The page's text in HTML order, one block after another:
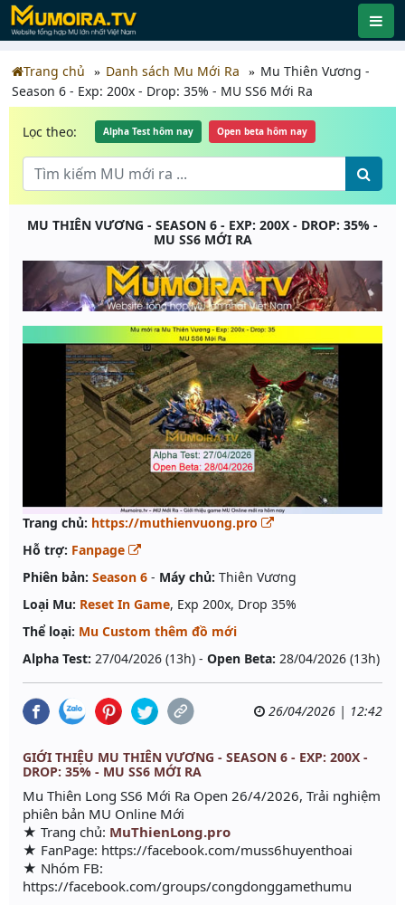
Trang chủ Danh sách Mu Mới Ra
Mu Thiên Vương -
Season 6 - Exp: 200x - Drop: 35% - MU SS6 Mới Ra
Lọc theo: Alpha Test hôm nay Open beta hôm nay
MU THIÊN VƯƠNG - SEASON 6 - EXP: 200X - DROP: 35% -
MU SS6 MỚI RA
Trang chủ: https://muthienvuong.pro
Hỗ trợ: Fanpage
Phiên bản: Season 6 - Máy chủ: Thiên Vương
Loại Mu: Reset In Game, Exp 200x, Drop 35%
Thể loại: Mu Custom thêm đồ mới
Alpha Test: 27/04/2026 (13h) - Open Beta: 28/04/2026 (13h)
26/04/2026 | 12:42
GIỚI THIỆU MU THIÊN VƯƠNG - SEASON 6 - EXP: 200X -
DROP: 35% - MU SS6 MỚI RA
Mu Thiên Long SS6 Mới Ra Open 26/4/2026, Trải nghiệm
phiên bản MU Online Mới
★ Trang chủ: MuThienLong.pro
★ FanPage: https://facebook.com/muss6huyenthoai
★ Nhóm FB:
https://facebook.com/groups/congdonggamethumu